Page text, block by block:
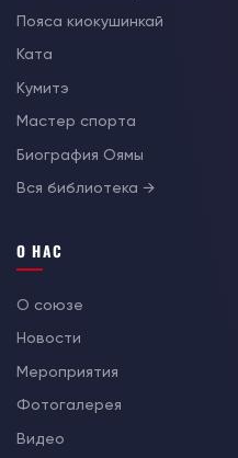
Пояса киокушинкай
Ката
Кумитэ
Мастер спорта
Биография Оямы
Вся библиотека →
О НАС
О союзе
Новости
Мероприятия
Фотогалерея
Видео